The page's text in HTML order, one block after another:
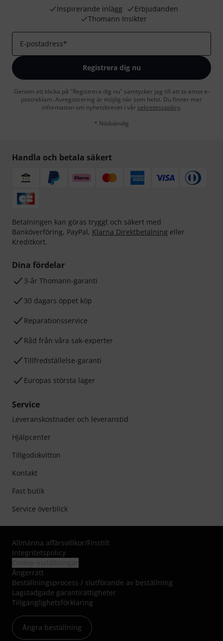
Inspirerande inlägg
Erbjudanden
Thomann Insikter
E-postadress*
Registrera dig nu
Genom att klicka på "Registrera dig nu" samtycker jag till att ta emot e-
postreklam. Avregistrering är möjlig när som helst. Du finner mer
information om nyhetsbrevet i vår sekretesspolicy.
* Nödvändig
Handla och betala säkert
Betalningen kan göras tryggt och säkert med
Banköverföring, PayPal, Klarna Direktbetalning eller
Kreditkort.
Dina fördelar
3-år Thomann-garanti
30 dagars öppet köp
Reparationsservice
Råd från våra sak-experter
Tillfredställelse-garanti
Europas största lager
Service
Leveranskostnader och leveranstid
Hjälpcenter
Tillgodokvitton
Kontakt
Fast butik
Service överblick
Allmänna affärsvillkor/Finstilt
Integritetspolicy
Ångerrätt
Beställningsprocess / slutförande av beställning
Lagstadgade garantirättigheter
Tillgänglighetsförklaring
Ångra beställning